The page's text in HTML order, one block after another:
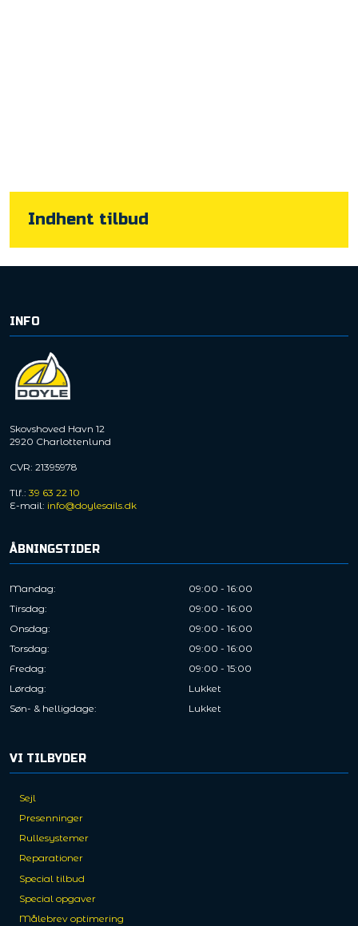
​Indhent tilbud
INFO
Skovshoved Havn 12
2920 Charlottenlund
CVR: 21395978
Tlf.: 39 63 22 10
E-mail: info@doylesails.dk
ÅBNINGSTIDER
Mandag​:
09:00 - 16:00
Tirsdag:
09:00 - 16:00
Onsdag:
09:00 - 16:00
Torsdag:
09:00 - 16:00
Fredag:
09:00 - 15:00
Lørdag:
Lukket
Søn- & helligdage:
Lukket
VI TILBYDER
Sejl
Presenninger
Rullesystemer
Reparationer
Special tilbud
Special opgaver
Målebrev optimering